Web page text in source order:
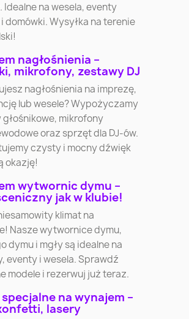
Idealne na wesela, eventy
domówki. Wysyłka na terenie
nagłośnienia –
mikrofony, zestawy DJ
nagłośnienia na imprezę,
lub wesele? Wypożyczamy
mikrofony
oraz sprzęt dla DJ-ów.
czysty i mocny dźwięk
okazję!
wytwornic dymu –
jak w klubie!
klimat na
Nasze wytwornice dymu,
dymu i mgły są idealne na
eventy i wesela. Sprawdź
modele i rezerwuj już teraz.
na wynajem –
lasery